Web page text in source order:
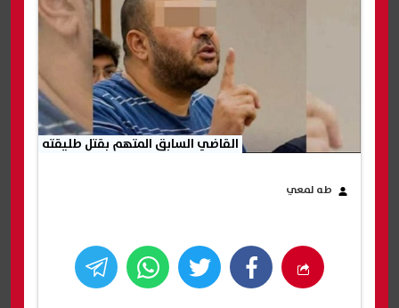
القاضي السابق المتهم بقتل طليقته
طه لمعي